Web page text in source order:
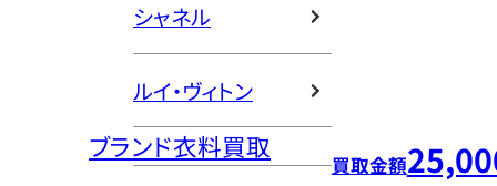
シャネル
ルイ・ヴィトン
ブランド衣料買取
買取金額